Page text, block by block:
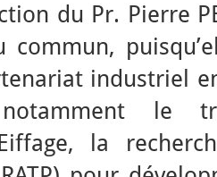
du Pr. Pierre
industriel
notamment le
la